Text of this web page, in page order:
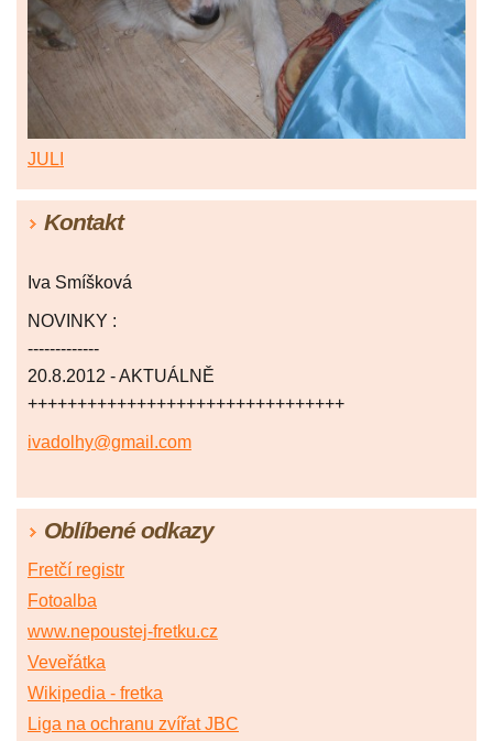
JULI
Kontakt
Iva Smíšková
NOVINKY :
-------------
20.8.2012 - AKTUÁLNĚ
++++++++++++++++++++++++++++++++
ivadolhy@gmail.com
Oblíbené odkazy
Fretčí registr
Fotoalba
www.nepoustej-fretku.cz
Veveřátka
Wikipedia - fretka
Liga na ochranu zvířat JBC